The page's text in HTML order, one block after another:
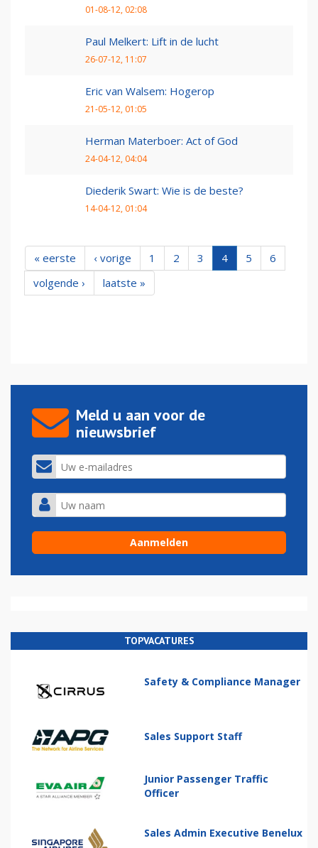
01-08-12, 02:08
Paul Melkert: Lift in de lucht
26-07-12, 11:07
Eric van Walsem: Hogerop
21-05-12, 01:05
Herman Materboer: Act of God
24-04-12, 04:04
Diederik Swart: Wie is de beste?
14-04-12, 01:04
« eerste ‹ vorige 1 2 3 4 5
6
volgende ›
laatste »
Meld u aan voor de
nieuwsbrief
TOPVACATURES
Safety & Compliance Manager
Sales Support Staff
Junior Passenger Traffic
Officer
Sales Admin Executive Benelux